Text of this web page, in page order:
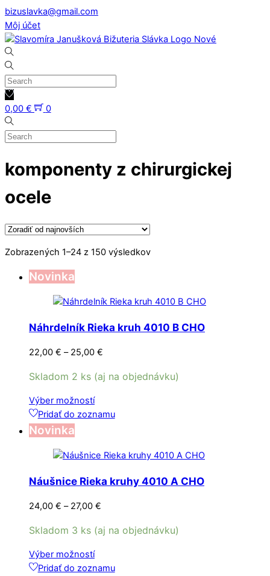
Skip
to
content
bizuslavka@gmail.com
Môj účet
0,00 € 0
komponenty z chirurgickej
ocele
Zobrazených 1–24 z 150 výsledkovZoradené
Novinka
Náhrdelník Rieka kruh 4010 B CHO
22,00 € – 25,00 €
22,00 €
Skladom 2 ks (aj na objednávku)
Výber možnostíTento
produkt
variantov.
si
vybrať
na
stránke
produktu.
Pridať do zoznamu
Novinka
Náušnice Rieka kruhy 4010 A CHO
24,00 € – 27,00 €
24,00 €
Skladom 3 ks (aj na objednávku)
Výber možnostíTento
produkt
Pridať do zoznamu